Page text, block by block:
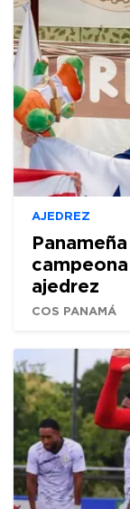
AJEDREZ
ajedrez
COS PANAMÁ